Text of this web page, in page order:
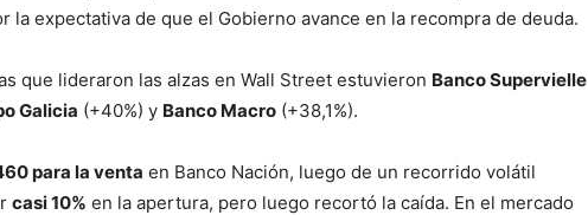
la expectativa de que el Gobierno avance en la recompra de deuda.
que lideraron las alzas en Wall Street estuvieron Banco Supervielle
Galicia (+40%) y Banco Macro (+38,1%).
para la venta en Banco Nación, luego de un recorrido volátil
casi 10% en la apertura, pero luego recortó la caída. En el mercado